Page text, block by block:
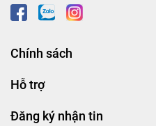
Chính sách
Hỗ trợ
Đăng ký nhận tin